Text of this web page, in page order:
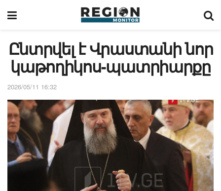
Ընտրվել է Վրաստանի նոր
կաթողիկոս-պատրիարքը
2026/05/11 16:32